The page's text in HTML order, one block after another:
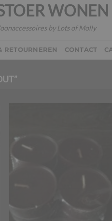
WONEN
by Lots of Molly
RETOURNEREN CONTACT